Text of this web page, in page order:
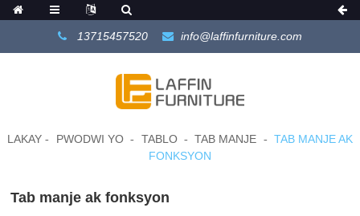
13715457520 info@laffinfurniture.com
LAKAY PWODWI YO TABLO TAB MANJE
TAB MANJE AK
FONKSYON
Tab manje ak fonksyon